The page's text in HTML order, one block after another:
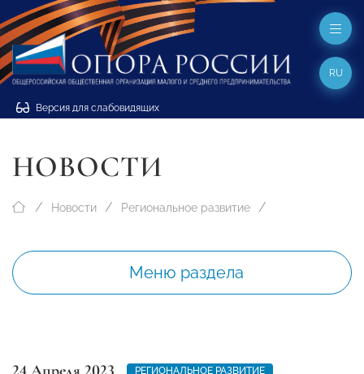
Версия для слабовидящих
RU
НОВОСТИ
Новости Региональное развитие
Меню раздела
РЕГИОНАЛЬНОЕ РАЗВИТИЕ